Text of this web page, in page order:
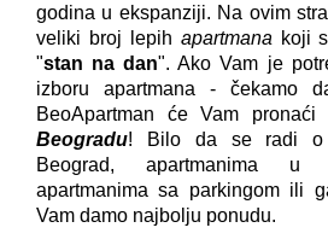
godina u ekspanziji. Na ovim
veliki broj lepih apartmana koji
"stan na dan". Ako Vam je
izboru apartmana - čekamo
BeoApartman će Vam pronaći
Beogradu! Bilo da se radi o
Beograd, apartmanima u
apartmanima sa parkingom ili
Vam damo najbolju ponudu.